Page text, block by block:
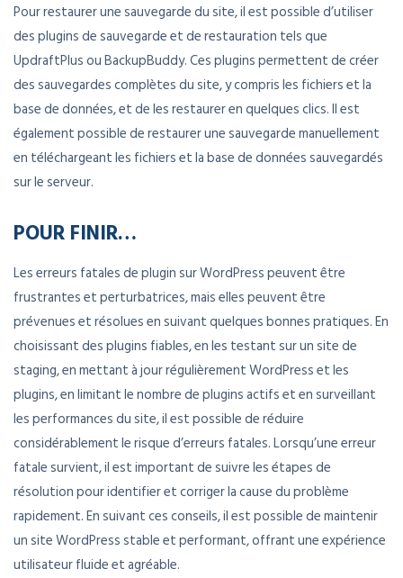
Pour restaurer une sauvegarde du site, il est possible d’utiliser
des plugins de sauvegarde et de restauration tels que
UpdraftPlus ou BackupBuddy. Ces plugins permettent de créer
des sauvegardes complètes du site, y compris les fichiers et la
base de données, et de les restaurer en quelques clics. Il est
également possible de restaurer une sauvegarde manuellement
en téléchargeant les fichiers et la base de données sauvegardés
sur le serveur.
POUR FINIR…
Les erreurs fatales de plugin sur WordPress peuvent être
frustrantes et perturbatrices, mais elles peuvent être
prévenues et résolues en suivant quelques bonnes pratiques. En
choisissant des plugins fiables, en les testant sur un site de
staging, en mettant à jour régulièrement WordPress et les
plugins, en limitant le nombre de plugins actifs et en surveillant
les performances du site, il est possible de réduire
considérablement le risque d’erreurs fatales. Lorsqu’une erreur
fatale survient, il est important de suivre les étapes de
résolution pour identifier et corriger la cause du problème
rapidement. En suivant ces conseils, il est possible de maintenir
un site WordPress stable et performant, offrant une expérience
utilisateur fluide et agréable.